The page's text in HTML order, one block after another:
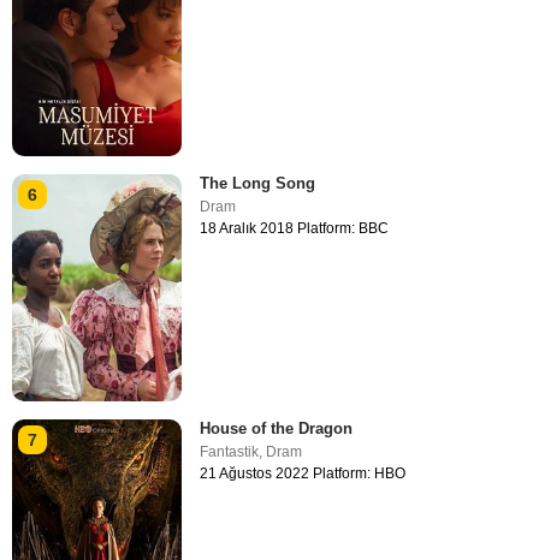
6
The Long Song
Dram
18 Aralık 2018 Platform: BBC
7
House of the Dragon
Fantastik Dram
21 Ağustos 2022 Platform: HBO